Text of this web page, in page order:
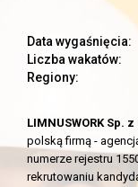
Data wygaśnięcia:
Liczba wakatów:
Regiony:
LIMNUSWORK Sp.
polską firmą -
numerze rejestru
rekrutowaniu